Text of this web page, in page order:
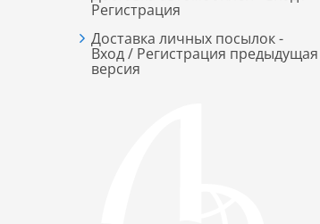
Регистрация
Доставка личных посылок -
Вход / Регистрация предыдущая
версия